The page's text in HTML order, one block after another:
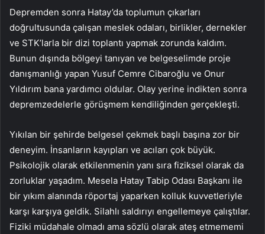
Depremden sonra Hatay’da toplumun çıkarları
doğrultusunda çalışan meslek odaları, birlikler, dernekler
ve STK’larla bir dizi toplantı yapmak zorunda kaldım.
Bunun dışında bölgeyi tanıyan ve belgeselimde proje
danışmanlığı yapan Yusuf Cemre Cibaroğlu ve Onur
Yıldırım bana yardımcı oldular. Olay yerine indikten sonra
depremzedelerle görüşmem kendiliğinden gerçekleşti.
Yıkılan bir şehirde belgesel çekmek başlı başına zor bir
deneyim. İnsanların kayıpları ve acıları çok büyük.
Psikolojik olarak etkilenmenin yanı sıra fiziksel olarak da
zorluklar yaşadım. Mesela Hatay Tabip Odası Başkanı ile
bir yıkım alanında röportaj yaparken kolluk kuvvetleriyle
karşı karşıya geldik. Silahlı saldırıyı engellemeye çalıştılar.
Fiziki müdahale olmadı ama sözlü olarak ateş etmememi